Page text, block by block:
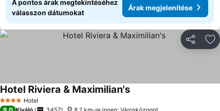
A pontos árak megtekintéséhez
válasszon dátumokat
Árak megjelenítése
4 KategóriaHotel
Hotel Riviera & Maximilian'sÁrak megjelenítése